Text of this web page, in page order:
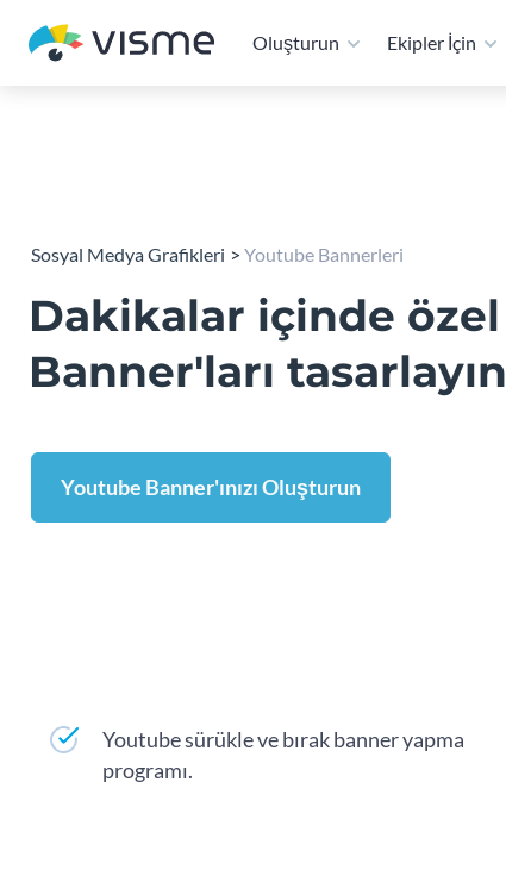
Oluşturun Ekipler İçin
Sosyal Medya Grafikleri Youtube Bannerleri
Dakikalar içinde
Banner'ları
Youtube Banner'ınızı Oluşturun
Youtube sürükle ve bırak banner yapma
programı.